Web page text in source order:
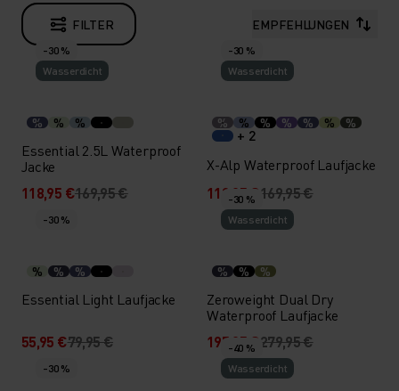
FILTER EMPFEHLUNGEN
-30 %
Wasserdicht
% % %
Essential 2.5L Waterproof
Jacke
118,95 €169,95 €
-30 %
Wasserdicht
% % % % % % %
+ 2
X-Alp Waterproof Laufjacke
118,95 € 169,95 €
-30 %
% % %
Essential Light Laufjacke
55,95 €79,95 €
-30 %
Wasserdicht
% % %
Zeroweight Dual Dry
Waterproof Laufjacke
195,95 €279,95 €
-30 %
-40 %
Wasserdicht